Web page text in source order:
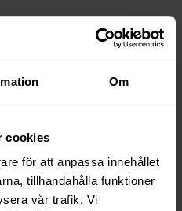
Om
cookies
för att anpassa innehållet
tillhandahålla funktioner
vår trafik. Vi